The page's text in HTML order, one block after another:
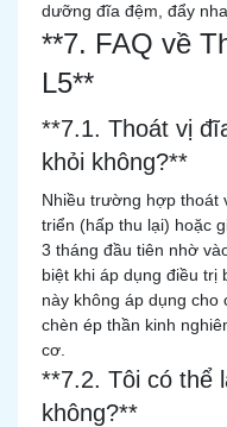
dưỡng đĩa đệm, đẩy
**7. FAQ về
L5**
**7.1. Thoát vị
khỏi không?**
Nhiều trường hợp thoát
triển (hấp thu lại) hoặc
3 tháng đầu tiên nhờ
biệt khi áp dụng điều trị
này không áp dụng
chèn ép thần kinh
cơ.
**7.2. Tôi có thể
không?**